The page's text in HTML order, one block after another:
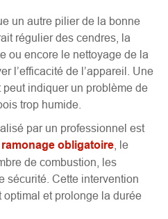
un autre pilier de la bonne
régulier des cendres, la
ou encore le nettoyage de la
l’efficacité de l’appareil. Une
indiquer un problème de
trop humide.
par un professionnel est
ramonage obligatoire , le
de combustion, les
sécurité. Cette intervention
et prolonge la durée